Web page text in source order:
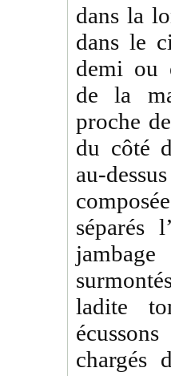
dans la
dans le
demi ou
de la
proche
du côté
au-
séparés
ladite
chargés